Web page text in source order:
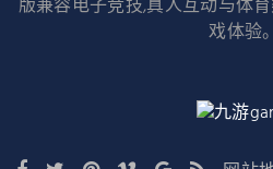
版兼容电子竞技,真人互动与体
戏体验。